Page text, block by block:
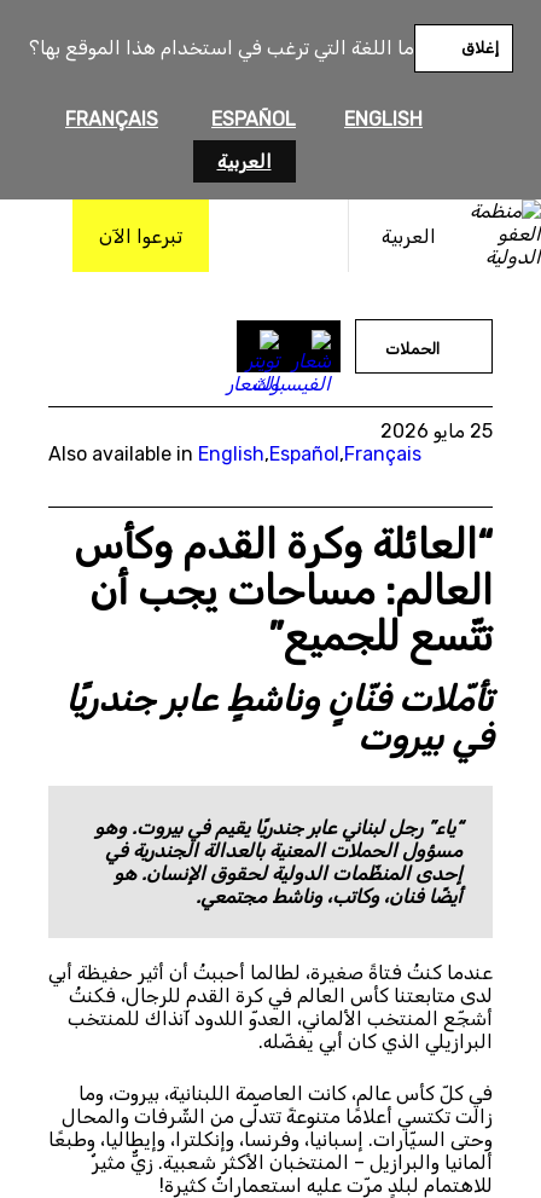
ما اللغة التي ترغب في استخدام هذا الموقع بها؟
ENGLISH
ESPAÑOL
FRANÇAIS
العربية
إغلاق
العربية تبرعوا الآن
المحتوى
الحملات
25 مايو 2026
Also available in English,Español,Français
“العائلة وكرة القدم وكأس
العالم: مساحات يجب أن
تتّسع للجميع”
تأمّلات فنّانٍ وناشطٍ عابر جندريًا
في بيروت
“ياء” رجل لبناني عابر جندريًا يقيم في بيروت. وهو
مسؤول الحملات المعنية بالعدالة الجندرية في
إحدى المنظّمات الدولية لحقوق الإنسان. هو
أيضًا فنان، وكاتب، وناشط مجتمعي.
عندما كنتُ فتاةً صغيرة، لطالما أحببتُ أن أثير حفيظة أبي
لدى متابعتنا كأس العالم في كرة القدم للرجال، فكنتُ
أشجّع المنتخب الألماني، العدوّ اللدود آنذاك للمنتخب
البرازيلي الذي كان أبي يفضّله.
في كلّ كأس عالم، كانت العاصمة اللبنانية، بيروت، وما
زالت تكتسي أعلامًا متنوعةً تتدلّى من الشّرفات والمحال
وحتى السيّارات. إسبانيا، وفرنسا، وإنكلترا، وإيطاليا، وطبعًا
ألمانيا والبرازيل – المنتخبان الأكثر شعبية. زيٌّ مثيرٌ
للاهتمام لبلدٍ مرّت عليه استعماراتٌ كثيرة!